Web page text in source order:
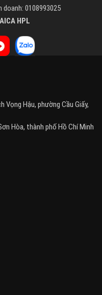
doanh: 0108993025
AICA HPL
Vọng Hậu, phường Cầu Giấy,
Hòa, thành phố Hồ Chí Minh